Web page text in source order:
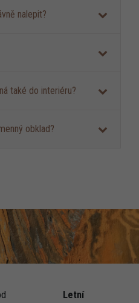
nalepit?
také do interiéru?
obklad?
Letní